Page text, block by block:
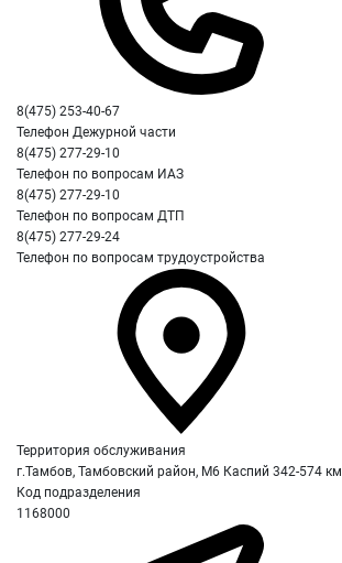
8(475) 253-40-67
Телефон Дежурной части
8(475) 277-29-10
Телефон по вопросам ИАЗ
8(475) 277-29-10
Телефон по вопросам ДТП
8(475) 277-29-24
Телефон по вопросам трудоустройства
Территория обслуживания
г.Тамбов, Тамбовский район, М6 Каспий 342-574 км
Код подразделения
1168000